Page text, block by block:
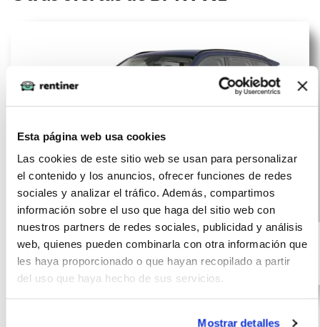
Esta página web usa cookies
Las cookies de este sitio web se usan para personalizar
el contenido y los anuncios, ofrecer funciones de redes
sociales y analizar el tráfico. Además, compartimos
información sobre el uso que haga del sitio web con
nuestros partners de redes sociales, publicidad y análisis
web, quienes pueden combinarla con otra información que
les haya proporcionado o que hayan recopilado a partir
del uso que haya hecho de sus servicios.
Mostrar detalles
BMW X1
sDrive 20d
574
€/mes
(IVA
incluido)
10000 km
72 meses
163 CV
Híbrido D